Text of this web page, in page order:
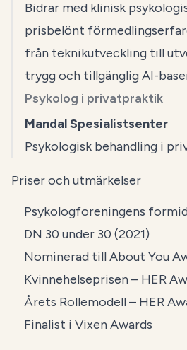
Bidrar med klinisk
prisbelönt
från teknikutveckling till
trygg och tillgänglig AI-
Psykolog i privatpraktik
Mandal Spesialistsenter
Psykologisk behandling i
Priser och utmärkelser
Psykologforeningens
DN 30 under 30 (2021)
Nominerad till About You
Kvinnehelseprisen – HER
Årets Rollemodell – HER
Finalist i Vixen Awards